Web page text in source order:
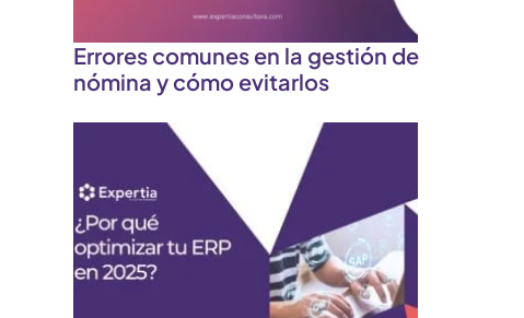
Errores comunes en la gestión de
nómina y cómo evitarlos